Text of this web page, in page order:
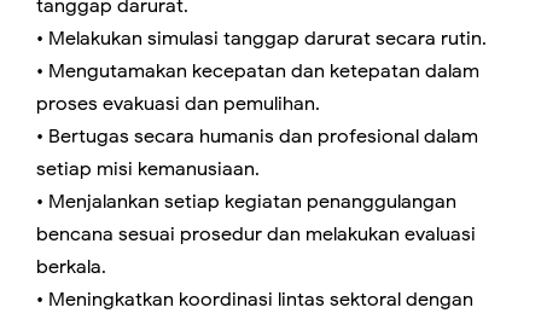
tanggap darurat.
• Melakukan simulasi tanggap darurat secara rutin.
• Mengutamakan kecepatan dan ketepatan dalam
proses evakuasi dan pemulihan.
• Bertugas secara humanis dan profesional dalam
setiap misi kemanusiaan.
• Menjalankan setiap kegiatan penanggulangan
bencana sesuai prosedur dan melakukan evaluasi
berkala.
• Meningkatkan koordinasi lintas sektoral dengan